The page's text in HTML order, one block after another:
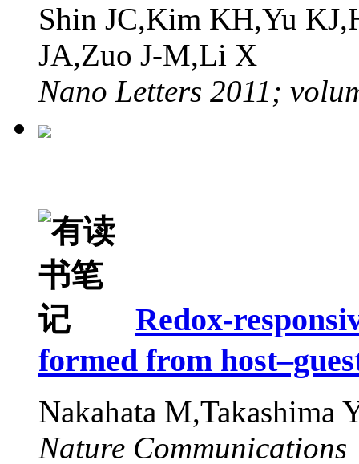
Shin JC,Kim KH,Yu
JA,Zuo J-M,Li X
Nano Letters 2011;
Redox-
formed from
Nakahata M,Takashima
Nature Communications